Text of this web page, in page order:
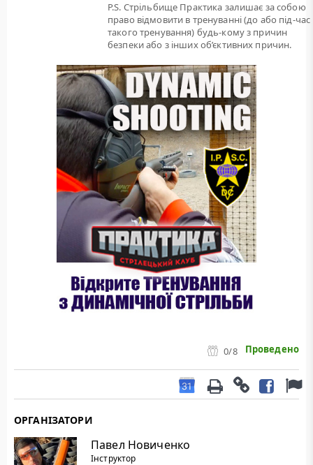
P.S. Стрільбище Практика залишає за собою
право відмовити в тренуванні (до або під-час
такого тренування) будь-кому з причин
безпеки або з інших об’єктивних причин.
0/8 Проведено
ОРГАНІЗАТОРИ
Павел Новиченко
Інструктор